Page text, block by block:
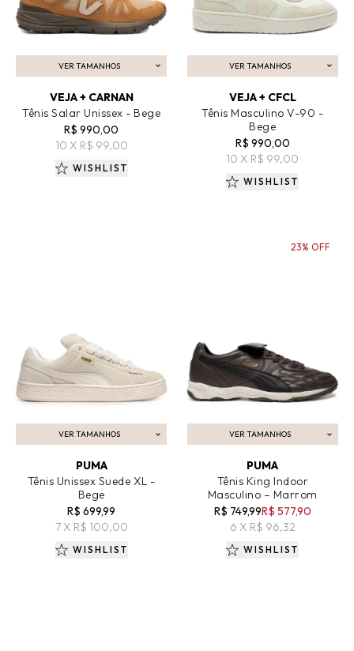
VER TAMANHOS
ADICIONAR AO CARRINHO
VEJA + CARNAN
Tênis Salar Unissex - Bege
R$ 990,00
10 X R$ 99,00
WISHLIST
VER TAMANHOS
ADICIONAR AO CARRINHO
VEJA + CFCL
Tênis Masculino V-90 -
Bege
R$ 990,00
10 X R$ 99,00
WISHLIST
VER TAMANHOS
ADICIONAR AO CARRINHO
PUMA
Tênis Unissex Suede XL -
Bege
R$ 699,99
7 X R$ 100,00
WISHLIST
VER TAMANHOS
ADICIONAR AO CARRINHO
PUMA
Tênis King Indoor
Masculino – Marrom
R$ 749,99R$ 577,90
6 X R$ 96,32
23% OFF
WISHLIST